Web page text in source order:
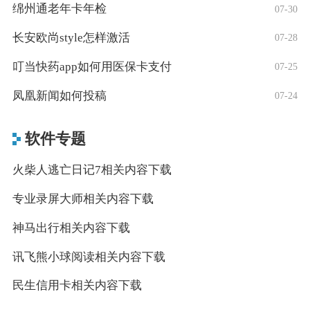
绵州通老年卡年检 07-30
长安欧尚style怎样激活 07-28
叮当快药app如何用医保卡支付 07-25
凤凰新闻如何投稿 07-24
软件专题
火柴人逃亡日记7相关内容下载
专业录屏大师相关内容下载
神马出行相关内容下载
讯飞熊小球阅读相关内容下载
民生信用卡相关内容下载